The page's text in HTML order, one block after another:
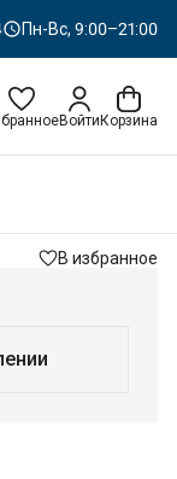
Пн-Вс, 9:00–21:00
Войти Корзина
В избранное